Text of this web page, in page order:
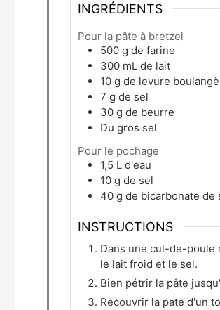
INGRÉDIENTS
Pour la pâte à bretzel
500 g de farine
300 mL de lait
10 g de levure
7 g de sel
30 g de beurre
Du gros sel
Pour le pochage
1,5 L d'eau
10 g de sel
40 g de bicarbonate de
INSTRUCTIONS
Dans une cul-de-poule
le lait froid et le sel.
Bien pétrir la pâte
Recouvrir la pate d'un